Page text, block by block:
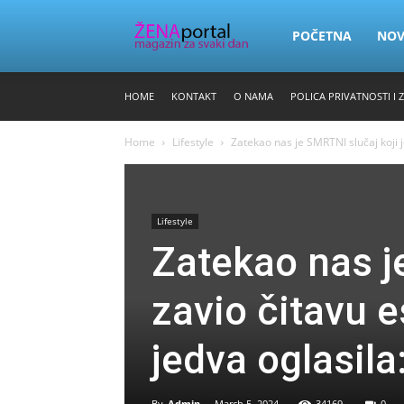
Zena
POČETNA
HOME KONTAKT O NAMA POLICA PRIVATNOSTI I
Home Lifestyle Zatekao nas je SMRTNI slučaj
Lifestyle
Zatekao nas
zavio čitavu
jedva